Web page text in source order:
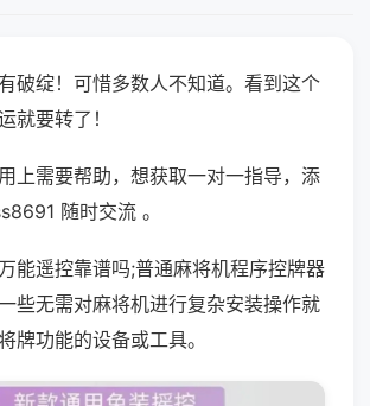
破绽！可惜多数人不知道。看到这个
就要转了！
上需要帮助，想获取一对一指导，添
随时交流 。
能遥控靠谱吗;普通麻将机程序控牌器
些无需对麻将机进行复杂安装操作就
牌功能的设备或工具。